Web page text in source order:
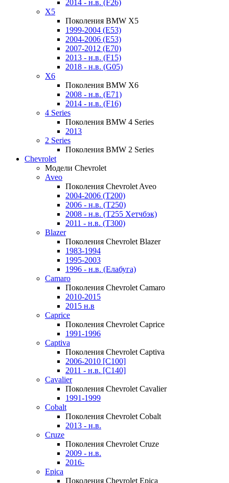
2014 - н.в. (F26)
X5
Поколения BMW X5
1999-2004 (E53)
2004-2006 (E53)
2007-2012 (E70)
2013 - н.в. (F15)
2018 - н.в. (G05)
X6
Поколения BMW X6
2008 - н.в. (E71)
2014 - н.в. (F16)
4 Series
Поколения BMW 4 Series
2013
2 Series
Поколения BMW 2 Series
Chevrolet
Модели Chevrolet
Aveo
Поколения Chevrolet Aveo
2004-2006 (T200)
2006 - н.в. (T250)
2008 - н.в. (T255 Хетчбэк)
2011 - н.в. (Т300)
Blazer
Поколения Chevrolet Blazer
1983-1994
1995-2003
1996 - н.в. (Елабуга)
Camaro
Поколения Chevrolet Camaro
2010-2015
2015 н.в
Caprice
Поколения Chevrolet Caprice
1991-1996
Captiva
Поколения Chevrolet Captiva
2006-2010 [C100]
2011 - н.в. [C140]
Cavalier
Поколения Chevrolet Cavalier
1991-1999
Cobalt
Поколения Chevrolet Cobalt
2013 - н.в.
Cruze
Поколения Chevrolet Cruze
2009 - н.в.
2016-
Epica
Поколения Chevrolet Epica